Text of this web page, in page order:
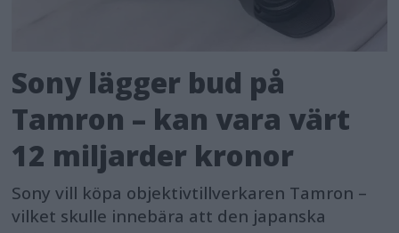
Sony lägger bud på
Tamron – kan vara värt
12 miljarder kronor
Sony vill köpa objektivtillverkaren Tamron –
vilket skulle innebära att den japanska